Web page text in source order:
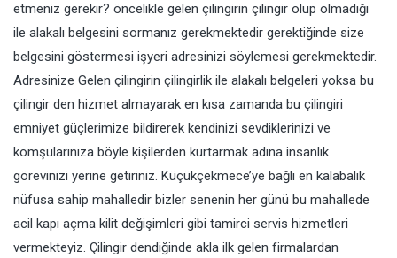
etmeniz gerekir? öncelikle gelen çilingirin çilingir olup olmadığı
ile alakalı belgesini sormanız gerekmektedir gerektiğinde size
belgesini göstermesi işyeri adresinizi söylemesi gerekmektedir.
Adresinize Gelen çilingirin çilingirlik ile alakalı belgeleri yoksa bu
çilingir den hizmet almayarak en kısa zamanda bu çilingiri
emniyet güçlerimize bildirerek kendinizi sevdiklerinizi ve
komşularınıza böyle kişilerden kurtarmak adına insanlık
görevinizi yerine getiriniz. Küçükçekmece’ye bağlı en kalabalık
nüfusa sahip mahalledir bizler senenin her günü bu mahallede
acil kapı açma kilit değişimleri gibi tamirci servis hizmetleri
vermekteyiz. Çilingir dendiğinde akla ilk gelen firmalardan